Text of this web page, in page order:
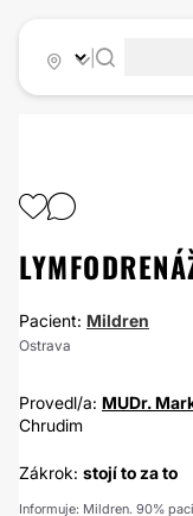
Pacient: Mildren
Ostrava
Provedl/a: MUDr.
Chrudim
Zákrok: stojí to za to
Informuje: Mildren. 90%